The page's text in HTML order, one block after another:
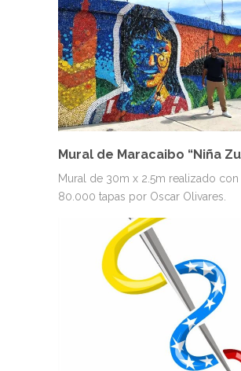
Mural de Maracaibo “Niña
Mural de 30m x 2.5m realizado
80.000 tapas por Oscar Olivares.